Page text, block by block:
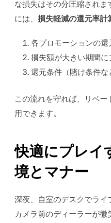
な損失はその分圧縮され
には、 損失軽減の還元率計
各プロモーションの
損失額が大きい期間
還元条件（賭け条件
この流れを守れば、リベ
用できます。
快適にプレイ
境とマナー
深夜、自室のデスクでライ
カメラ前のディーラーが